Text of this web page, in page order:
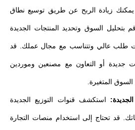
يمكنك زيادة الربح عن طريق توسيع نطاق
بتحليل السوق وتحديد المنتجات الجديدة
طلب عالي وتتناسب مع مجال عملك. قد
جديدة أو التعاون مع مصنعين وموردين
المتغيرة.
استكشف قنوات التوزيع الجديدة
قد تحتاج إلى استخدام منصات التجارة